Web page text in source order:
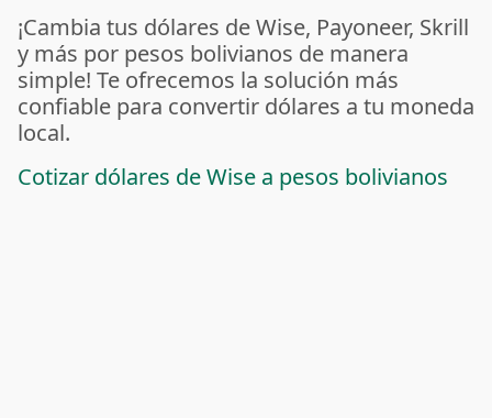
¡Cambia tus dólares de Wise, Payoneer, Skrill
y más por pesos bolivianos de manera
simple! Te ofrecemos la solución más
confiable para convertir dólares a tu moneda
local.
Cotizar dólares de Wise a pesos bolivianos